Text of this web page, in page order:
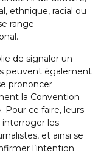
ethnique, racial ou
range
de signaler un
peuvent également
prononcer
la Convention
Pour ce faire, leurs
les
et ainsi se
l’intention